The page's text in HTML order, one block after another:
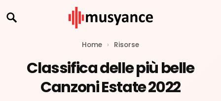
Home › Risorse
Classifica delle più belle
Canzoni Estate 2022